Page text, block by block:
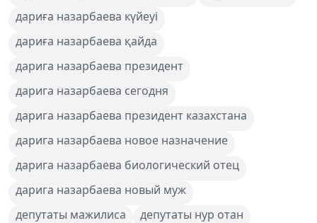
дариға назарбаева күйеуі
дариға назарбаева қайда
дарига назарбаева президент
дарига назарбаева сегодня
дарига назарбаева президент казахстана
дарига назарбаева новое назначение
дарига назарбаева биологический отец
дарига назарбаева новый муж
депутаты мажилиса
депутаты нур отан